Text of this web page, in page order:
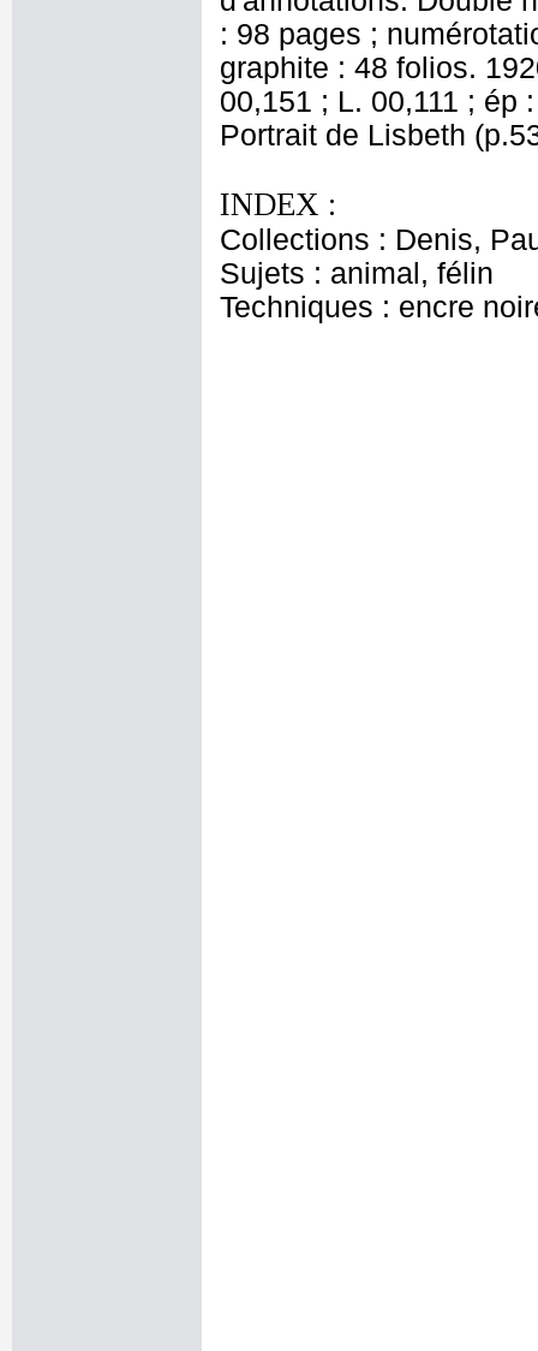
: 98 pages ;
graphite : 48 folios.
00,151 ; L. 00,111 ; ép
Portrait de Lisbeth
INDEX :
Collections : Denis,
Sujets : animal, félin
Techniques : encre